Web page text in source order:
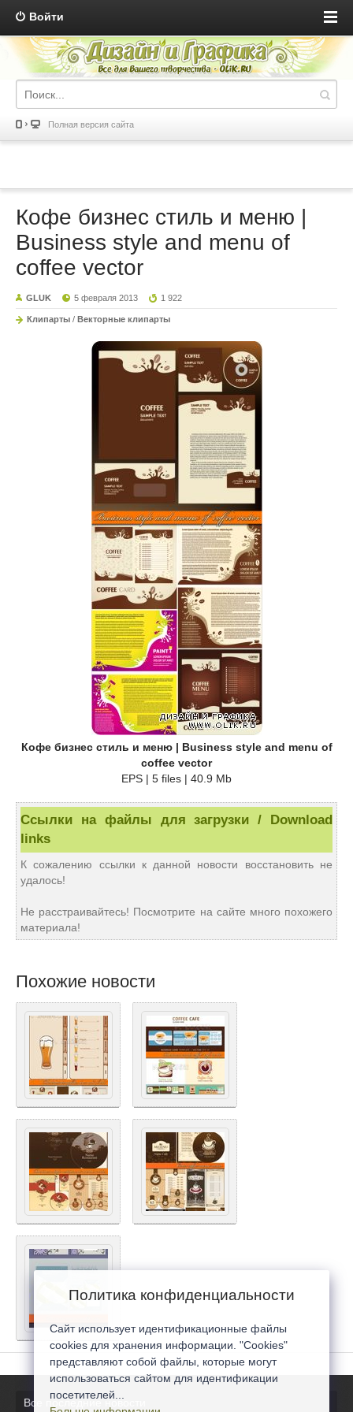
Войти
Полная версия сайта
Кофе бизнес стиль и меню |
Business style and menu of
coffee vector
GLUK 5 февраля 2013 1 922
Клипарты / Векторные клипарты
Кофе бизнес стиль и меню | Business style and menu of
coffee vector
EPS | 5 files | 40.9 Mb
Ссылки на файлы для загрузки / Download
links
К сожалению ссылки к данной новости восстановить не
удалось!
Не расстраивайтесь! Посмотрите на сайте много похожего
материала!
Похожие новости
Все последние новости
Политика конфиденциальности
Сайт использует идентификационные файлы
cookies для хранения информации. "Cookies"
представляют собой файлы, которые могут
использоваться сайтом для идентификации
посетителей...